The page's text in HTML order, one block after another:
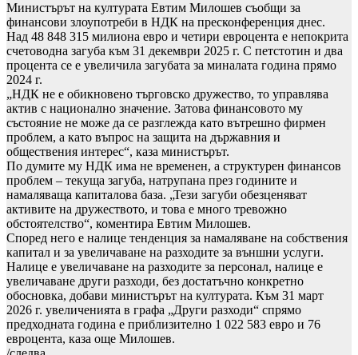
Министърът на културата Евтим Милошев съобщи за
финансови злоупотреби в НДК на пресконференция днес.
Над 48 848 315 милиона евро и четири евроцента е непокрита
счетоводна загуба към 31 декември 2025 г. С петстотин и два
процента се е увеличила загубата за миналата година прямо
2024 г.
„НДК не е обикновено търговско дружество, то управлява
актив с национално значение. Затова финансовото му
състояние не може да се разглежда като вътрешно фирмен
проблем, а като въпрос на защита на държавния и
обществения интерес“, каза министърът.
По думите му НДК има не временен, а структурен финансов
проблем – текуща загуба, натрупана през годините и
намаляваща капиталова база. „Тези загуби обезценяват
активите на дружеството, и това е много тревожно
обстоятелство“, коментира Евтим Милошев.
Според него е налице тенденция за намаляване на собствения
капитал и за увеличаване на разходите за външни услуги.
Налице е увеличаване на разходите за персонал, налице е
увеличаване други разходи, без достатъчно конкретно
обосновка, добави министърът на културата. Към 31 март
2026 г. увеличенията в графа „Други разходи“ спрямо
предходната година е приблизително 1 022 583 евро и 76
евроцента, каза още Милошев.